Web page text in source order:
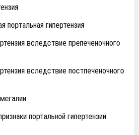
портальная гипертензия
вследствие препеченочного
вследствие постпеченочного
портальной гипертензии